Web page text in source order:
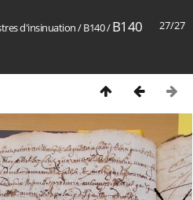
27/27
d'insinuation/B140/B140